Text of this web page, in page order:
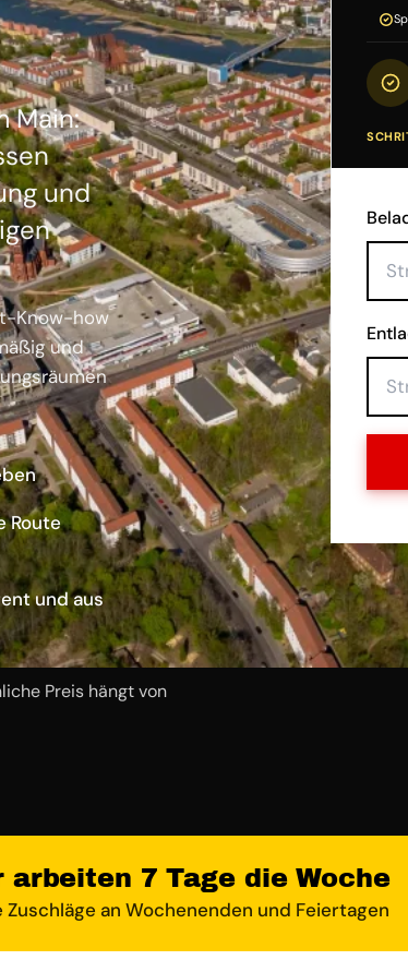
Main:
und
Know-how
und
Route
und aus
Preis hängt von
arbeiten 7 Tage die Woche
Zuschläge an Wochenenden und Feiertagen